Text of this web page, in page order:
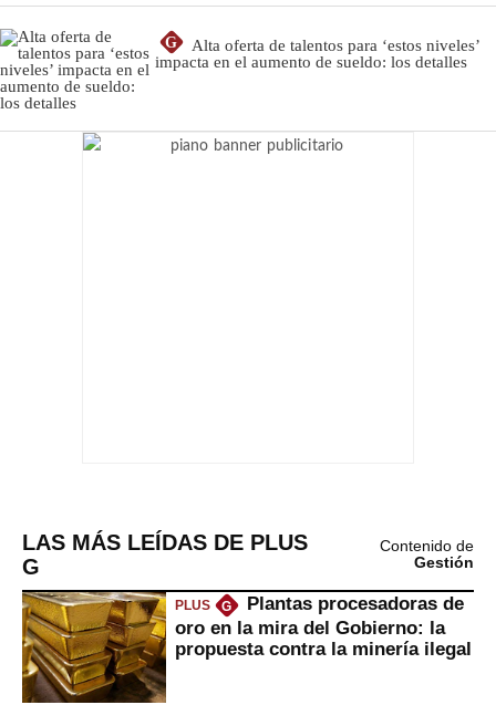
G
Alta oferta de talentos para ‘estos niveles’
impacta en el aumento de sueldo: los detalles
LAS MÁS LEÍDAS DE PLUS
G
Contenido de
Gestión
PLUS G
Plantas procesadoras de
oro en la mira del Gobierno: la
propuesta contra la minería ilegal